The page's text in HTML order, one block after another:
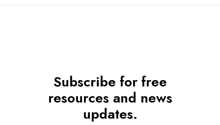
Subscribe for free
resources and news
updates.